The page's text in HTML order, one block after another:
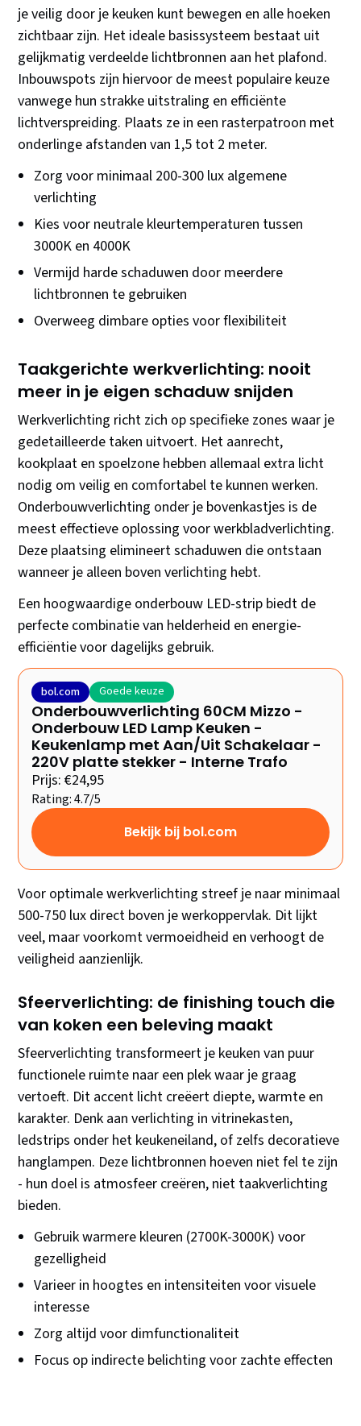
je veilig door je keuken kunt bewegen en alle hoeken
zichtbaar zijn. Het ideale basissysteem bestaat uit
gelijkmatig verdeelde lichtbronnen aan het plafond.
Inbouwspots zijn hiervoor de meest populaire keuze
vanwege hun strakke uitstraling en efficiënte
lichtverspreiding. Plaats ze in een rasterpatroon met
onderlinge afstanden van 1,5 tot 2 meter.
Zorg voor minimaal 200-300 lux algemene
verlichting
Kies voor neutrale kleurtemperaturen tussen
3000K en 4000K
Vermijd harde schaduwen door meerdere
lichtbronnen te gebruiken
Overweeg dimbare opties voor flexibiliteit
Taakgerichte werkverlichting: nooit
meer in je eigen schaduw snijden
Werkverlichting richt zich op specifieke zones waar je
gedetailleerde taken uitvoert. Het aanrecht,
kookplaat en spoelzone hebben allemaal extra licht
nodig om veilig en comfortabel te kunnen werken.
Onderbouwverlichting onder je bovenkastjes is de
meest effectieve oplossing voor werkbladverlichting.
Deze plaatsing elimineert schaduwen die ontstaan
wanneer je alleen boven verlichting hebt.
Een hoogwaardige onderbouw LED-strip biedt de
perfecte combinatie van helderheid en energie-
efficiëntie voor dagelijks gebruik.
bol.com Goede keuze
Onderbouwverlichting 60CM Mizzo -
Onderbouw LED Lamp Keuken -
Keukenlamp met Aan/Uit Schakelaar -
220V platte stekker - Interne Trafo
Prijs: €24,95
Rating: 4.7/5
Bekijk bij bol.com
Voor optimale werkverlichting streef je naar minimaal
500-750 lux direct boven je werkoppervlak. Dit lijkt
veel, maar voorkomt vermoeidheid en verhoogt de
veiligheid aanzienlijk.
Sfeerverlichting: de finishing touch die
van koken een beleving maakt
Sfeerverlichting transformeert je keuken van puur
functionele ruimte naar een plek waar je graag
vertoeft. Dit accent licht creëert diepte, warmte en
karakter. Denk aan verlichting in vitrinekasten,
ledstrips onder het keukeneiland, of zelfs decoratieve
hanglampen. Deze lichtbronnen hoeven niet fel te zijn
- hun doel is atmosfeer creëren, niet taakverlichting
bieden.
Gebruik warmere kleuren (2700K-3000K) voor
gezelligheid
Varieer in hoogtes en intensiteiten voor visuele
interesse
Zorg altijd voor dimfunctionaliteit
Focus op indirecte belichting voor zachte effecten